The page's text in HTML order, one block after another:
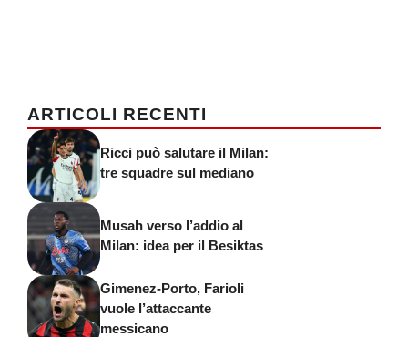
ARTICOLI RECENTI
Ricci può salutare il Milan:
tre squadre sul mediano
Musah verso l’addio al
Milan: idea per il Besiktas
Gimenez-Porto, Farioli
vuole l’attaccante
messicano